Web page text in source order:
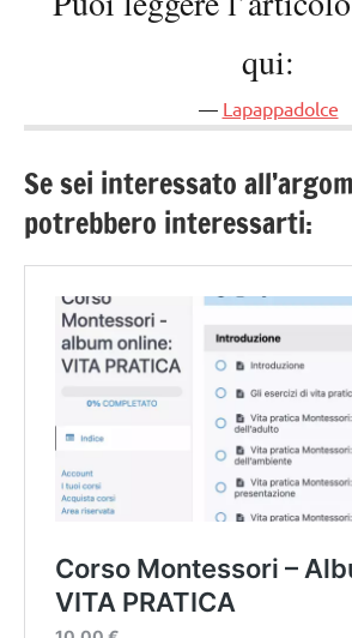
qui:
Lapappadolce
Se sei interessato
potrebbero interessarti: